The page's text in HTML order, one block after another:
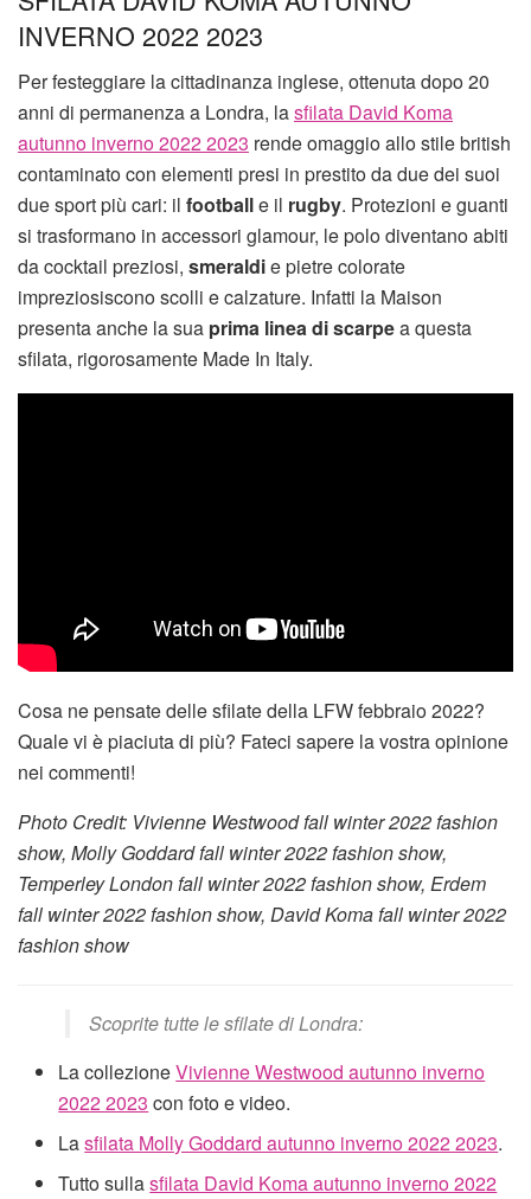
INVERNO 2022 2023
Per festeggiare la cittadinanza inglese, ottenuta dopo 20
anni di permanenza a Londra, lasfilata David Koma
autunno inverno 2022 2023 rende omaggio allo stile british
contaminato con elementi presi in prestito da due dei suoi
due sport più cari: il footballe il rugby. Protezioni e guanti
si trasformano in accessori glamour, le polo diventano abiti
da cocktail preziosi, smeraldie pietre colorate
impreziosiscono scolli e calzature. Infatti la Maison
presenta anche la sua prima linea di scarpea questa
sfilata, rigorosamente Made In Italy.
Cosa ne pensate delle sfilate della LFW febbraio 2022?
Quale vi è piaciuta di più? Fateci sapere la vostra opinione
nei commenti!
Photo Credit: Vivienne Westwood fall winter 2022 fashion
show, Molly Goddard fall winter 2022 fashion show,
Temperley London fall winter 2022 fashion show, Erdem
fall winter 2022 fashion show, David Koma fall winter 2022
fashion show
Scoprite tutte le sfilate di Londra:
La collezioneVivienne Westwood autunno inverno
2022 2023 con foto e video.
Lasfilata Molly Goddard autunno inverno 2022 2023.
Tutto sullasfilata David Koma autunno inverno 2022